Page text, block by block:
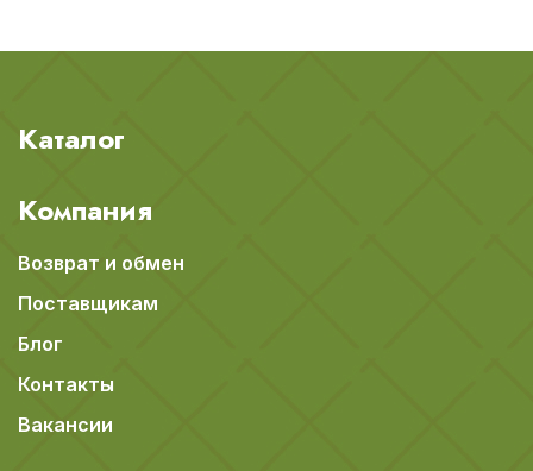
Каталог
Компания
Возврат и обмен
Поставщикам
Блог
Контакты
Вакансии